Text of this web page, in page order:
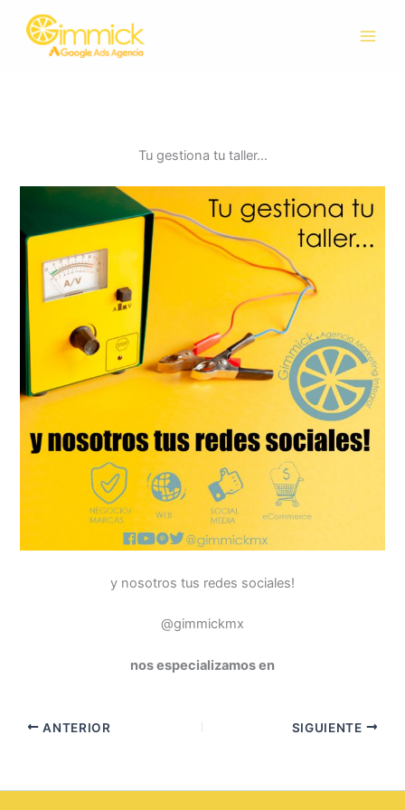
contenido
Tu gestiona tu taller…
y nosotros tus redes sociales!
@gimmickmx
nos especializamos en
ANTERIOR SIGUIENTE